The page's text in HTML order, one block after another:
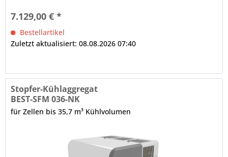
7.129,00 € *
Bestellartikel
Zuletzt aktualisiert: 08.08.2026 07:40
Stopfer-Kühlaggregat
BEST-SFM 036-NK
für Zellen bis 35,7 m³ Kühlvolumen